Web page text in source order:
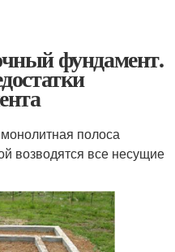
фундамент.
полоса
возводятся все несущие